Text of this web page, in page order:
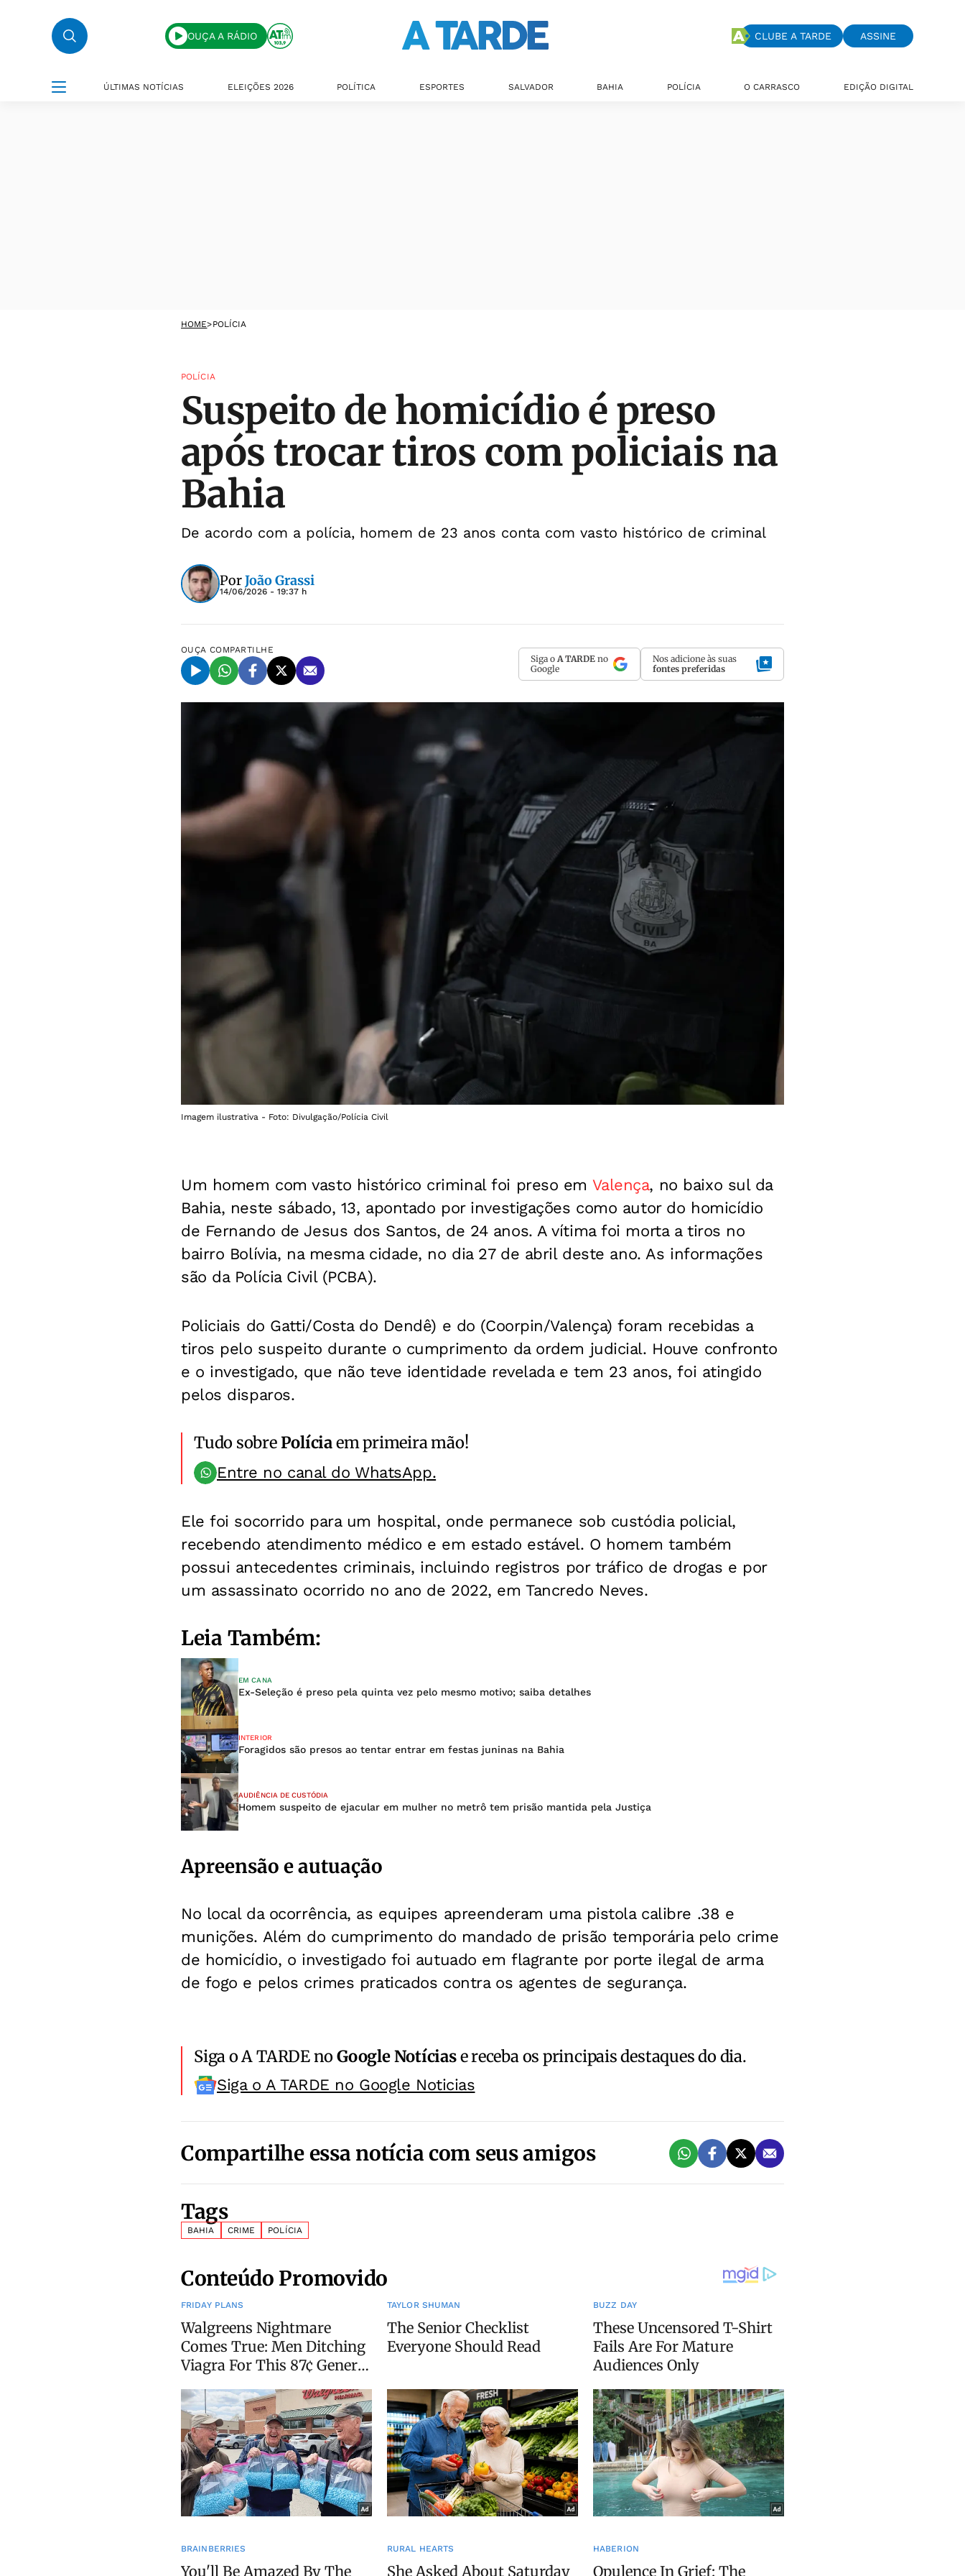
OUÇA A RÁDIO CLUBE A TARDE ASSINE
ÚLTIMAS NOTÍCIAS ELEIÇÕES 2026 POLÍTICA ESPORTES SALVADOR BAHIA POLÍCIA O CARRASCO EDIÇÃO DIGITAL
HOME>POLÍCIA
POLÍCIA
Suspeito de homicídio é preso
após trocar tiros com policiais na
Bahia
De acordo com a polícia, homem de 23 anos conta com vasto histórico de criminal
PorJoão Grassi
14/06/2026 - 19:37 h
OUÇA COMPARTILHE
Siga o A TARDE no
Google
Nos adicione às suas
fontes preferidas
Imagem ilustrativa - Foto: Divulgação/Polícia Civil
Um homem com vasto histórico criminal foi preso em Valença, no baixo sul da
Bahia, neste sábado, 13, apontado por investigações como autor do homicídio
de Fernando de Jesus dos Santos, de 24 anos. A vítima foi morta a tiros no
bairro Bolívia, na mesma cidade, no dia 27 de abril deste ano. As informações
são da Polícia Civil (PCBA).
Policiais do Gatti/Costa do Dendê) e do (Coorpin/Valença) foram recebidas a
tiros pelo suspeito durante o cumprimento da ordem judicial. Houve confronto
e o investigado, que não teve identidade revelada e tem 23 anos, foi atingido
pelos disparos.
Tudo sobrePolíciaem primeira mão!
Entre no canal do WhatsApp.
Ele foi socorrido para um hospital, onde permanece sob custódia policial,
recebendo atendimento médico e em estado estável. O homem também
possui antecedentes criminais, incluindo registros por tráfico de drogas e por
um assassinato ocorrido no ano de 2022, em Tancredo Neves.
Leia Também:
EM CANA
Ex-Seleção é preso pela quinta vez pelo mesmo motivo; saiba detalhes
INTERIOR
Foragidos são presos ao tentar entrar em festas juninas na Bahia
AUDIÊNCIA DE CUSTÓDIA
Homem suspeito de ejacular em mulher no metrô tem prisão mantida pela Justiça
Apreensão e autuação
No local da ocorrência, as equipes apreenderam uma pistola calibre .38 e
munições. Além do cumprimento do mandado de prisão temporária pelo crime
de homicídio, o investigado foi autuado em flagrante por porte ilegal de arma
de fogo e pelos crimes praticados contra os agentes de segurança.
Siga o A TARDE noGoogle Notíciase receba os principais destaques do dia.
Siga o A TARDE no Google Noticias
Compartilhe essa notícia com seus amigos
Tags
BAHIA CRIME POLÍCIA